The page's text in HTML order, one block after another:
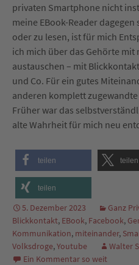
privaten Smartphone nicht
meine EBook-Reader
oder zu lesen, ist für mich
ich mich über das Gehörte
austauschen – mit
und Co. Für ein gutes
anderen komplett
Früher war das
alte Wahrheit für mich neu
teilen teilen
teilen
5. Dezember 2023 Ganz
Blickkontakt, EBook, Facebook,
Kommunikation, miteinander,
Volksdroge,Youtube
Walter
Ein Kommentar so weit